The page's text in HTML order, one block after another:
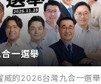
一選舉
威的2026台灣九合一選舉